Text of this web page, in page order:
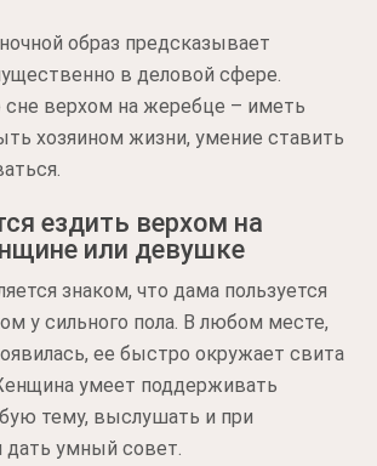
образ предсказывает
в деловой сфере.
сне верхом на жеребце – иметь
хозяином жизни, умение ставить
ездить верхом на
или девушке
знаком, что дама пользуется
у сильного пола. В любом месте,
ее быстро окружает свита
умеет поддерживать
тему, выслушать и при
дать умный совет.